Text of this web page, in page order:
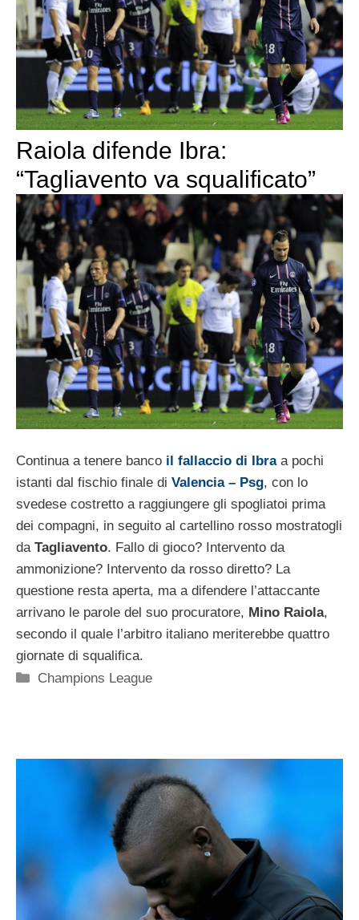
Raiola difende Ibra:
“Tagliavento va squalificato”
Continua a tenere banco il fallaccio di Ibraa pochi
istanti dal fischio finale di Valencia – Psg, con lo
svedese costretto a raggiungere gli spogliatoi prima
dei compagni, in seguito al cartellino rosso mostratogli
da Tagliavento. Fallo di gioco? Intervento da
ammonizione? Intervento da rosso diretto? La
questione resta aperta, ma a difendere l’attaccante
arrivano le parole del suo procuratore, Mino Raiola,
secondo il quale l’arbitro italiano meriterebbe quattro
giornate di squalifica.
Categorie
Champions League